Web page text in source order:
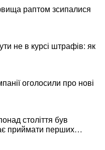
раптом зсипалися
не в курсі штрафів: як
оголосили про нові
століття був
приймати перших